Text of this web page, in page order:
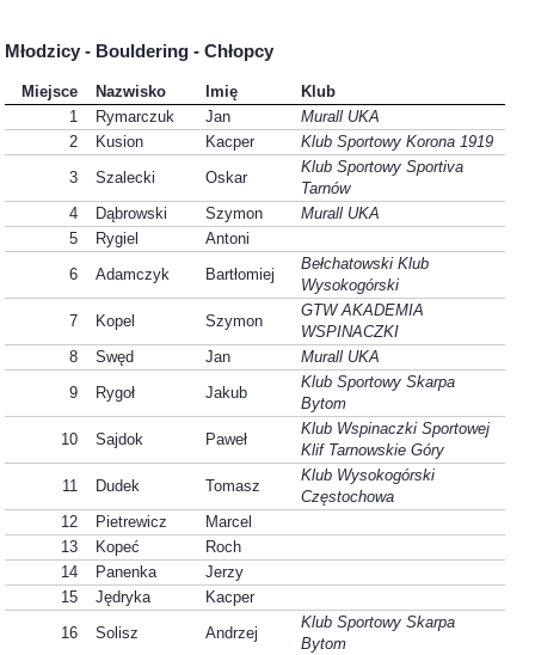
Młodzicy - Bouldering - Chłopcy
Miejsce Nazwisko Imię
Klub
1
Rymarczuk Jan
Murall UKA
2
Kusion Kacper
Klub Sportowy Korona 1919
3
Szalecki Oskar
Klub Sportowy Sportiva
Tarnów
4
Dąbrowski Szymon
Murall UKA
5
Rygiel
Antoni
6
Adamczyk Bartłomiej
Bełchatowski Klub
Wysokogórski
7
Kopel Szymon
GTW AKADEMIA
WSPINACZKI
8
Swęd Jan
Murall UKA
9
Rygoł Jakub
Klub Sportowy Skarpa
Bytom
10
Sajdok Paweł
Klub Wspinaczki Sportowej
Klif Tarnowskie Góry
11
Dudek Tomasz
Klub Wysokogórski
Częstochowa
12
Pietrewicz
Marcel
13
Kopeć
Roch
14
Panenka
Jerzy
15
Jędryka
Kacper
16
Solisz Andrzej
Klub Sportowy Skarpa
Bytom